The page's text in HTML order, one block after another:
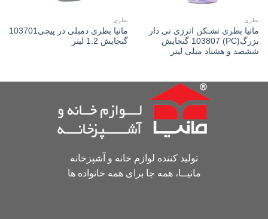
بطری
مانیا بطری نشـکن انرژی نی دار
بزرگ(PC) 103807 گنجایش
ششصد و هشتاد میلی لیتر
بطری
مانیا بطری دمبلی در پیچی103701
گنجایش 1.2 لیتر
تولید کننده لوازم خانه و آشپزخانه
مانیــا، همه جا برای همه خانواده ها